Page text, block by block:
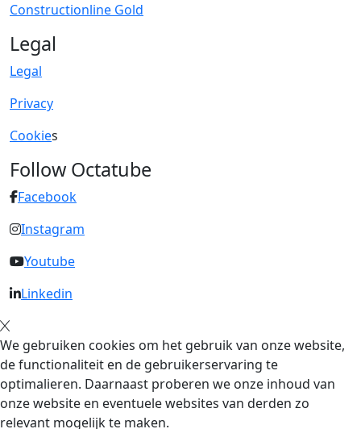
Constructionline Gold
Legal
Legal
Privacy
Cookies
Follow Octatube
Facebook
Instagram
Youtube
Linkedin
We gebruiken cookies om het gebruik van onze website,
de functionaliteit en de gebruikerservaring te
optimalieren. Daarnaast proberen we onze inhoud van
onze website en eventuele websites van derden zo
relevant mogelijk te maken.